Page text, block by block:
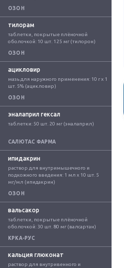
ОЗОН
тилорам
таблетки, покрытые плёночной
оболочкой: 10 шт. 125 мг (тилорон)
ОЗОН
ацикловир
мазь для наружного применения: 10 г x 1
шт. 5% (ацикловир)
ОЗОН
эналаприл гексал
таблетки: 50 шт. 20 мг (эналаприл)
САЛЮТАС ФАРМА
ипидакрин
раствор для внутримышечного и
подкожного введения: 1 мл x 10 шт. 5
мг/мл (ипидакрин)
ОЗОН
вальсакор
таблетки, покрытые плёночной
оболочкой: 30 шт. 80 мг (валсартан)
КРКА-РУС
кальция глюконат
раствор для внутривенного и